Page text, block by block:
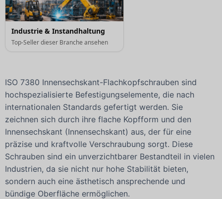
Industrie & Instandhaltung
Top-Seller dieser Branche ansehen
ISO 7380 Innensechskant-Flachkopfschrauben sind
hochspezialisierte Befestigungselemente, die nach
internationalen Standards gefertigt werden. Sie
zeichnen sich durch ihre flache Kopfform und den
Innensechskant (Innensechskant) aus, der für eine
präzise und kraftvolle Verschraubung sorgt. Diese
Schrauben sind ein unverzichtbarer Bestandteil in vielen
Industrien, da sie nicht nur hohe Stabilität bieten,
sondern auch eine ästhetisch ansprechende und
bündige Oberfläche ermöglichen.